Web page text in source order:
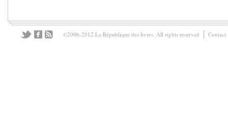
©2006-2012 La République des livres. All rights reserved Contact